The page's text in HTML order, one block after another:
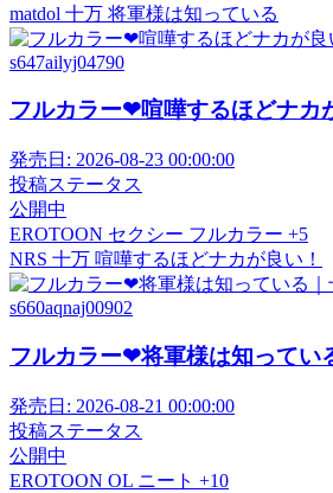
matdol 十万 将軍様は知っている
s647ailyj04790
フルカラー❤喧嘩するほどナカ
発売日: 2026-08-23 00:00:00
投稿ステータス
公開中
EROTOON セクシー フルカラー +5
NRS 十万 喧嘩するほどナカが良い！
s660aqnaj00902
フルカラー❤将軍様は知ってい
発売日: 2026-08-21 00:00:00
投稿ステータス
公開中
EROTOON OL ニート +10